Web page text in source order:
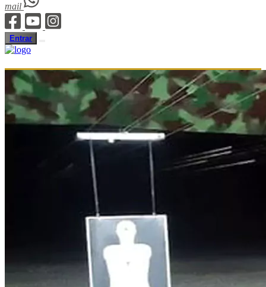
mail
Entrar